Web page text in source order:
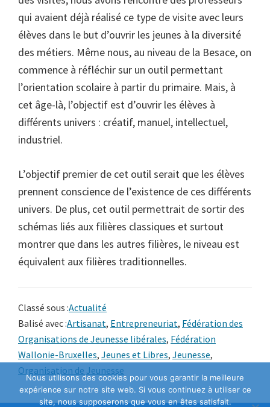
qui avaient déjà réalisé ce type de visite avec leurs
élèves dans le but d’ouvrir les jeunes à la diversité
des métiers. Même nous, au niveau de la Besace, on
commence à réfléchir sur un outil permettant
l’orientation scolaire à partir du primaire. Mais, à
cet âge-là, l’objectif est d’ouvrir les élèves à
différents univers : créatif, manuel, intellectuel,
industriel.
L’objectif premier de cet outil serait que les élèves
prennent conscience de l’existence de ces différents
univers. De plus, cet outil permettrait de sortir des
schémas liés aux filières classiques et surtout
montrer que dans les autres filières, le niveau est
équivalent aux filières traditionnelles.
Classé sous :Actualité
Balisé avec :Artisanat, Entrepreneuriat, Fédération des
Organisations de Jeunesse libérales, Fédération
Wallonie-Bruxelles, Jeunes et Libres, Jeunesse,
Organisation de Jeunesse
Nous utilisons des cookies pour vous garantir la meilleure
expérience sur notre site web. Si vous continuez à utiliser ce
site, nous supposerons que vous en êtes satisfait.